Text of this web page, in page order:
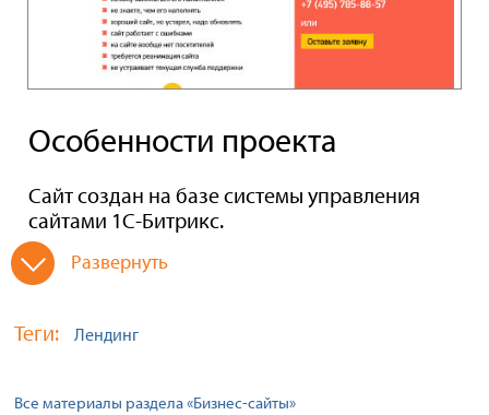
Особенности проекта
Сайт создан на базе системы управления
сайтами 1С-Битрикс.
Развернуть
Теги: Лендинг
Все материалы раздела «Бизнес-сайты»